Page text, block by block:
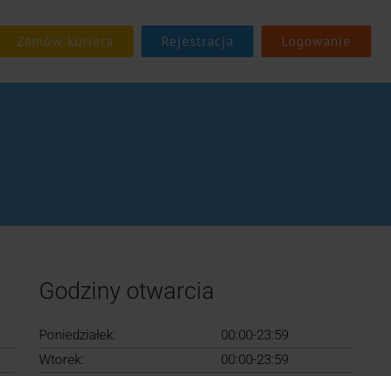
Rejestracja Logowanie
Godziny otwarcia
Poniedziałek:
00:00-23:59
Wtorek:
00:00-23:59